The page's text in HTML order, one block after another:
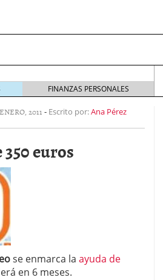
Promotor privado
para gestionar tus
financiera: cómo anticiparte
FINANZAS PERSONALES
2011- Escrito por:Ana Pérez
euros
se enmarca la ayuda de
en 6 meses.